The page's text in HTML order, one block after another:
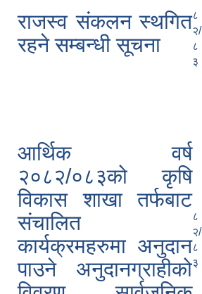
राजस्व संकलन स्थगित
रहने सम्बन्धी सूचना
८
२/
८
३
आर्थिक वर्ष
२०८२/०८३को कृषि
विकास शाखा तर्फबाट
संचालित
कार्यक्रमहरुमा अनुदान
पाउने अनुदानग्राहीको
८
२/
८
३